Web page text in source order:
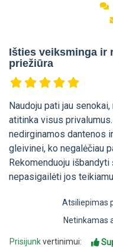
Išties veiksminga ir
priežiūra
Naudoju pati jau
atitinka visus
nedirginamos dantenos
gleivinei, ko negalėčiau
Rekomenduoju
nepasigailėti jos
Atsiliepimas
Netinkamas
Prisijunkvertinimui: